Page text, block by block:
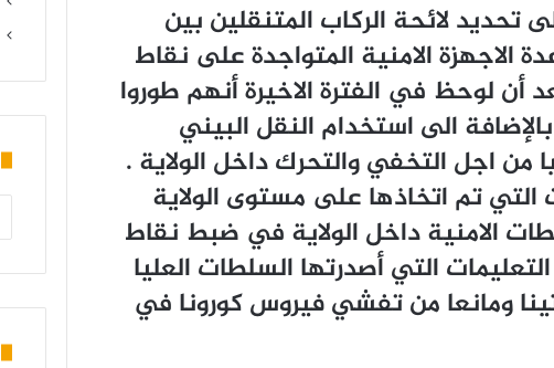
ﺗﺤﺪﻳﺪ ﻻﺋﺤﺔ ﺍﻟﺮﻛﺎﺏ ﺍﻟﻤﺘﻨﻘﻠﻴﻦ ﺑﻴﻦ
ﺍﻻﺟﻬﺰﺓ ﺍﻻﻣﻨﻴﺔ ﺍﻟﻤﺘﻮﺍﺟﺪﺓ ﻋﻠﻰ ﻧﻘﺎﻁ
ﻟﻮﺣﻆ ﻓﻲ ﺍﻟﻔﺘﺮﺓ ﺍﻻﺧﻴﺮﺓ ﺃﻧﻬﻢ ﻃﻮﺭﻭﺍ
ﺍﻟﻰ ﺍﺳﺘﺨﺪﺍﻡ ﺍﻟﻨﻘﻞ ﺍﻟﺒﻴﻨﻲ
ﻣﻦ ﺍﺟﻞ ﺍﻟﺘﺨﻔﻲ ﻭﺍﻟﺘﺤﺮﻙ ﺩﺍﺧﻞ ﺍﻟﻮﻻﻳﺔ .
ﺗﻢ ﺍﺗﺨﺎﺫﻫﺎ ﻋﻠﻰ ﻣﺴﺘﻮﻯ ﺍﻟﻮﻻﻳﺔ
ﺍﻻﻣﻨﻴﺔ ﺩﺍﺧﻞ ﺍﻟﻮﻻﻳﺔ ﻓﻲ ﺿﺒﻂ ﻧﻘﺎﻁ
ﺍﻟﺘﻲ ﺃﺻﺪﺭﺗﻬﺎ ﺍﻟﺴﻠﻄﺎﺕ ﺍﻟﻌﻠﻴﺎ
ﻭﻣﺎﻧﻌﺎ ﻣﻦ ﺗﻔﺸﻲ ﻓﻴﺮﻭﺱ ﻛﻮﺭﻭﻧﺎ ﻓﻲ